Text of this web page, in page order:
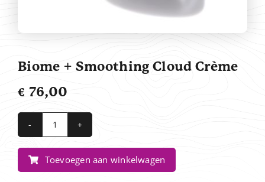
Biome + Smoothing Cloud Crème
€ 76,00
Biome
+
Smoothing
Cloud
Toevoegen aan winkelwagen